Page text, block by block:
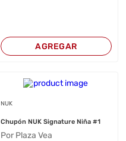
AGREGAR
NUK
Chupón NUK Signature Niña #1
Por Plaza Vea